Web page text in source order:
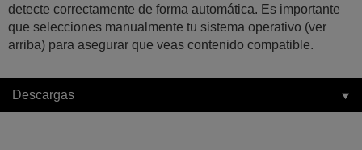
detecte correctamente de forma automática. Es importante
que selecciones manualmente tu sistema operativo (ver
arriba) para asegurar que veas contenido compatible.
Descargas